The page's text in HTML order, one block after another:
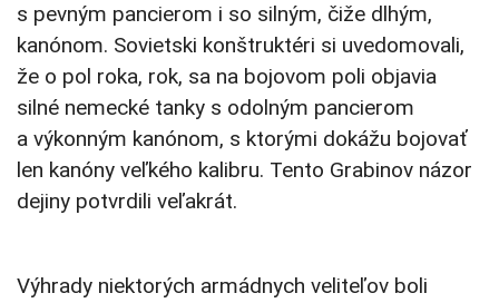
s pevným pancierom i so silným, čiže dlhým,
kanónom. Sovietski konštruktéri si uvedomovali,
že o pol roka, rok, sa na bojovom poli objavia
silné nemecké tanky s odolným pancierom
a výkonným kanónom, s ktorými dokážu bojovať
len kanóny veľkého kalibru. Tento Grabinov názor
dejiny potvrdili veľakrát.
Výhrady niektorých armádnych veliteľov boli